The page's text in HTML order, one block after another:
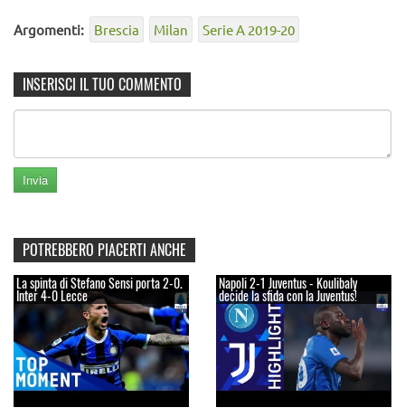
Argomenti: Brescia Milan Serie A 2019-20
INSERISCI IL TUO COMMENTO
POTREBBERO PIACERTI ANCHE
La spinta di Stefano Sensi porta 2-0.
Inter 4-0 Lecce
Napoli 2-1 Juventus - Koulibaly
decide la sfida con la Juventus!